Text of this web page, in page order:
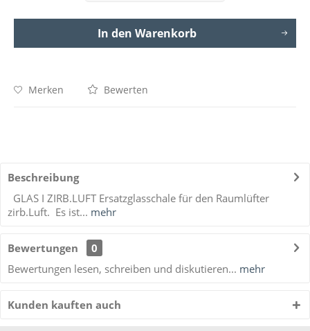
In den Warenkorb
Merken Bewerten
Beschreibung
GLAS I ZIRB.LUFT Ersatzglasschale für den Raumlüfter
zirb.Luft. Es ist... mehr
Bewertungen
0
Bewertungen lesen, schreiben und diskutieren... mehr
Kunden kauften auch